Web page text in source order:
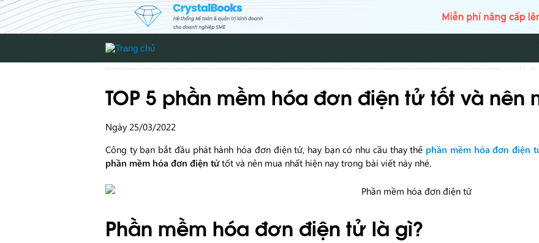
TRANG
TOP 5 phần mềm hóa đơn điện tử tốt và nên
Ngày 25/03/2022
Công ty bạn bắt đầu phát hành hóa đơn điện tử, hay bạn có nhu cầu thay thế phần mềm hóa đơn điện
phần mềm hóa đơn điện tửtốt và nên mua nhất hiện nay trong bài viết này nhé.
Phần mềm hóa đơn điện tử là gì?